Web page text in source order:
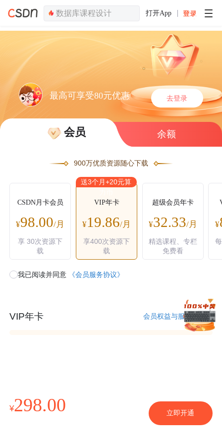
打开App
最高可享受80元优惠 去登录
会员 余额
900万优质资源随心下载
CSDN月卡会员
¥98.00/月
享 30次资源下
载
送3个月+20元算
VIP年卡
¥19.86/月
享400次资源下
载
超级会员年卡
¥32.33/月
精选课程、专栏
免费看
¥
我已阅读并同意 《会员服务协议》
¥298.00 立即开通
VIP年卡 会员权益与服务说明